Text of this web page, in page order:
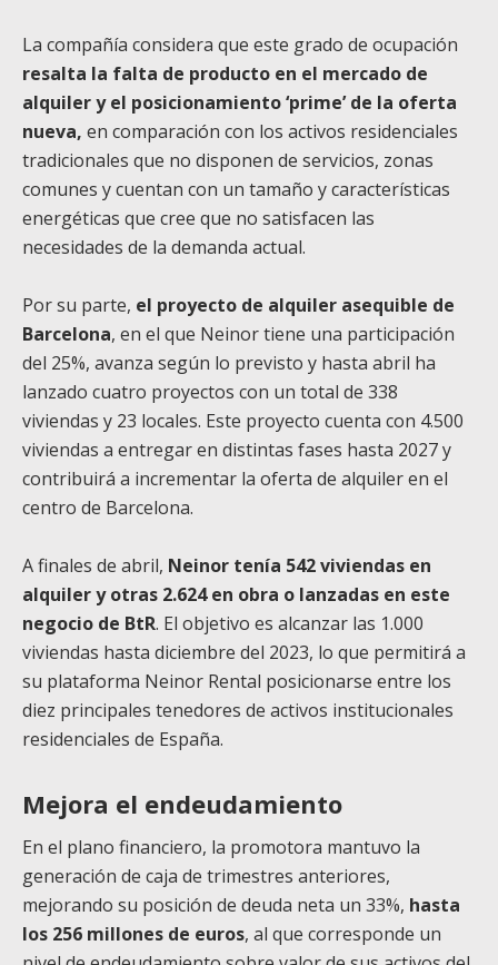
La compañía considera que este grado de ocupación
resalta la falta de producto en el mercado de
alquiler y el posicionamiento ‘prime’ de la oferta
nueva, en comparación con los activos residenciales
tradicionales que no disponen de servicios, zonas
comunes y cuentan con un tamaño y características
energéticas que cree que no satisfacen las
necesidades de la demanda actual.
Por su parte, el proyecto de alquiler asequible de
Barcelona, en el que Neinor tiene una participación
del 25%, avanza según lo previsto y hasta abril ha
lanzado cuatro proyectos con un total de 338
viviendas y 23 locales. Este proyecto cuenta con 4.500
viviendas a entregar en distintas fases hasta 2027 y
contribuirá a incrementar la oferta de alquiler en el
centro de Barcelona.
A finales de abril, Neinor tenía 542 viviendas en
alquiler y otras 2.624 en obra o lanzadas en este
negocio de BtR. El objetivo es alcanzar las 1.000
viviendas hasta diciembre del 2023, lo que permitirá a
su plataforma Neinor Rental posicionarse entre los
diez principales tenedores de activos institucionales
residenciales de España.
Mejora el endeudamiento
En el plano financiero, la promotora mantuvo la
generación de caja de trimestres anteriores,
mejorando su posición de deuda neta un 33%, hasta
los 256 millones de euros, al que corresponde un